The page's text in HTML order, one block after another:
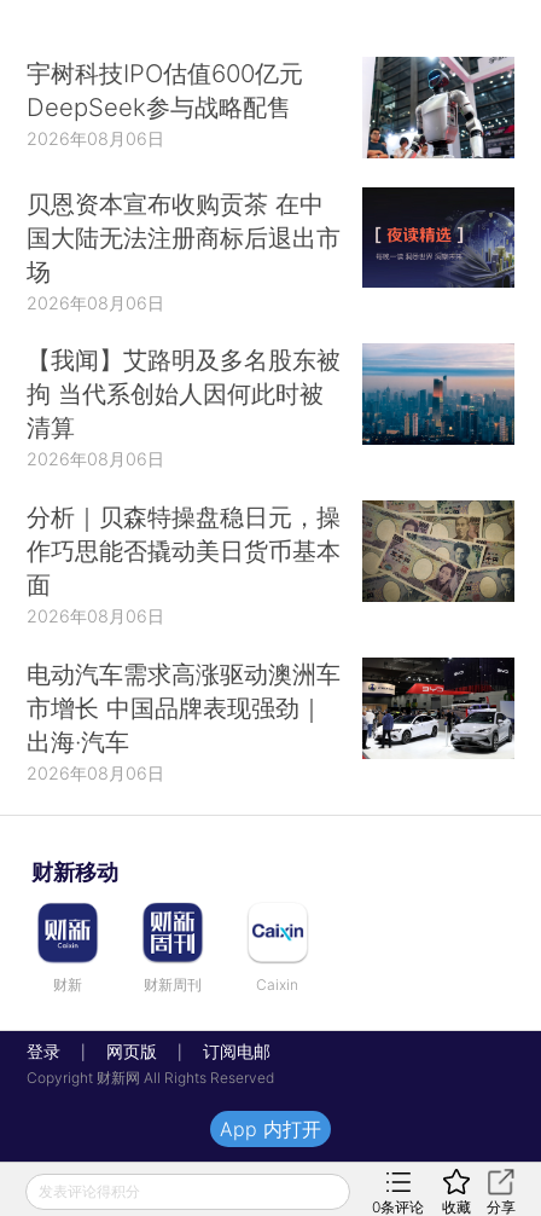
宇树科技IPO估值600亿元
DeepSeek参与战略配售
2026年08月06日
贝恩资本宣布收购贡茶 在中
国大陆无法注册商标后退出市
场
2026年08月06日
【我闻】艾路明及多名股东被
拘 当代系创始人因何此时被
清算
2026年08月06日
分析｜贝森特操盘稳日元，操
作巧思能否撬动美日货币基本
面
2026年08月06日
电动汽车需求高涨驱动澳洲车
市增长 中国品牌表现强劲｜
出海·汽车
2026年08月06日
财新移动
财新 财新周刊 Caixin
登录 网页版 订阅电邮
Copyright 财新网 All Rights Reserved
发表评论得积分
0条评论 收藏 分享
App 内打开